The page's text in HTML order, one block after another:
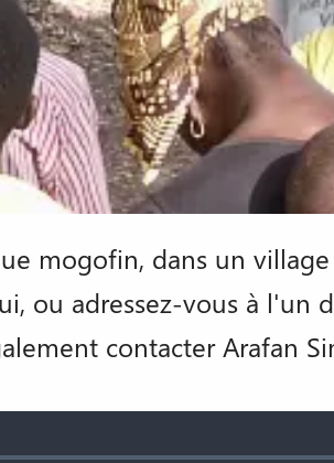
vidéo
mogofin, dans un
ou adressez-vous à l'un
contacter Arafan